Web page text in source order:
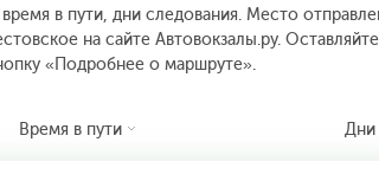
в пути, дни следования. Место
на сайте Автовокзалы.ру.
«Подробнее о маршруте».
Время в пути Дни